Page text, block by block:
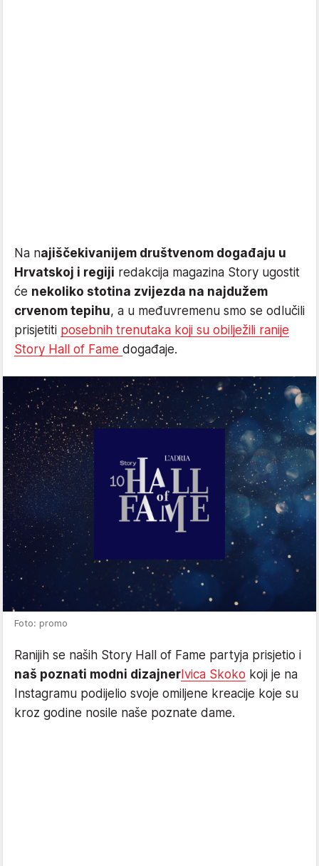
Na najiščekivanijem društvenom događaju u
Hrvatskoj i regiji redakcija magazina Story ugostit
će nekoliko stotina zvijezda na najdužem
crvenom tepihu, a u međuvremenu smo se odlučili
prisjetiti posebnih trenutaka koji su obilježili ranije
Story Hall of Fame događaje.
Foto: promo
Ranijih se naših Story Hall of Fame partyja prisjetio i
naš poznati modni dizajnerIvica Skoko koji je na
Instagramu podijelio svoje omiljene kreacije koje su
kroz godine nosile naše poznate dame.